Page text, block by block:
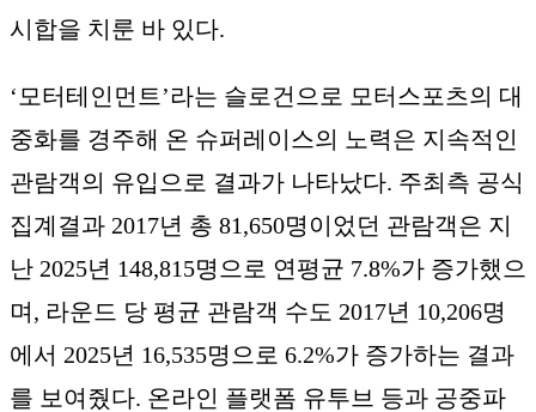
시합을 치룬 바 있다.
‘모터테인먼트’라는 슬로건으로 모터스포츠의 대
중화를 경주해 온 슈퍼레이스의 노력은 지속적인
관람객의 유입으로 결과가 나타났다. 주최측 공식
집계결과 2017년 총 81,650명이었던 관람객은 지
난 2025년 148,815명으로 연평균 7.8%가 증가했으
며, 라운드 당 평균 관람객 수도 2017년 10,206명
에서 2025년 16,535명으로 6.2%가 증가하는 결과
를 보여줬다. 온라인 플랫폼 유투브 등과 공중파